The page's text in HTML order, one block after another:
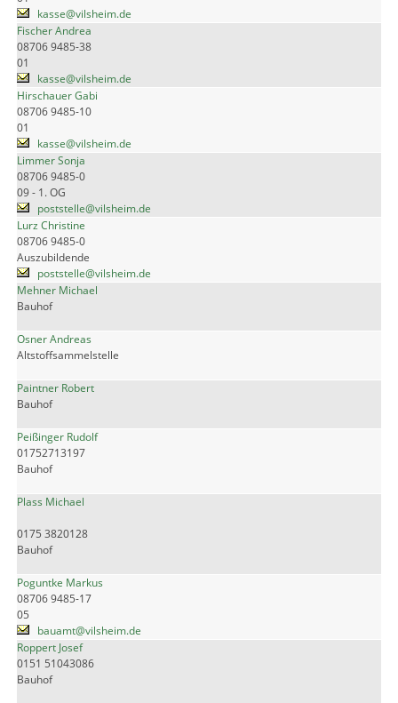
kasse@vilsheim.de
Fischer Andrea
08706 9485-38
01
kasse@vilsheim.de
Hirschauer Gabi
08706 9485-10
01
kasse@vilsheim.de
Limmer Sonja
08706 9485-0
09 - 1. OG
poststelle@vilsheim.de
Lurz Christine
08706 9485-0
Auszubildende
poststelle@vilsheim.de
Mehner Michael
Bauhof
Osner Andreas
Altstoffsammelstelle
Paintner Robert
Bauhof
Peißinger Rudolf
01752713197
Bauhof
Plass Michael
0175 3820128
Bauhof
Poguntke Markus
08706 9485-17
05
bauamt@vilsheim.de
Roppert Josef
0151 51043086
Bauhof